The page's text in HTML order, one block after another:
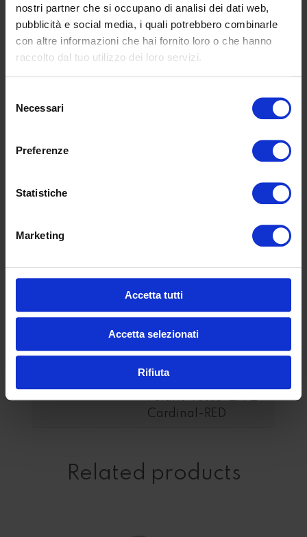
nostri partner che si occupano di analisi dei dati web,
pubblicità e social media, i quali potrebbero combinarle
con altre informazioni che hai fornito loro o che hanno
raccolto dal tuo utilizzo dei loro servizi.
delNecessari
Preferenze
Statistiche
Marketing
Accetta tutti
Accetta selezionati
Rifiuta
SKU:P 06 L
Rivestimenti
Lim-Dragonsoft-
A007-BIANCO, Res-
Polaris-Marrone-
2938-Ebony, Res-
Polaris-rosso-2772-
Cardinal-RED
Related products